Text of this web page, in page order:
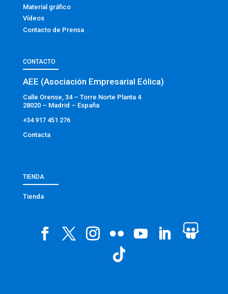
Material gráfico
Vídeos
Contacto de Prensa
CONTACTO
AEE (Asociación Empresarial Eólica)
Calle Orense, 34 – Torre Norte Planta 4
28020 – Madrid – España
+34 917 451 276
Contacta
TIENDA
Tienda